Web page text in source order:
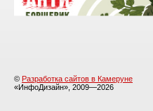
© Разработка сайтов в Камеруне
«ИнфоДизайн», 2009—2026